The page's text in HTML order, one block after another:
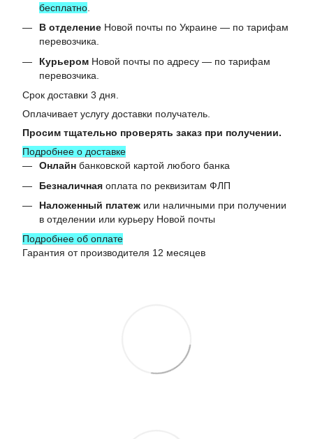
бесплатно
В отделение Новой почты по Украине — по тарифам
перевозчика.
Курьером Новой почты по адресу — по тарифам
перевозчика.
Срок доставки 3 дня.
Оплачивает услугу доставки получатель.
Просим тщательно проверять заказ при получении.
Подробнее о доставке
Онлайн банковской картой любого банка
Безналичная оплата по реквизитам ФЛП
Наложенный платеж или наличными при получении
в отделении или курьеру Новой почты
Подробнее об оплате
Гарантия от производителя 12 месяцев